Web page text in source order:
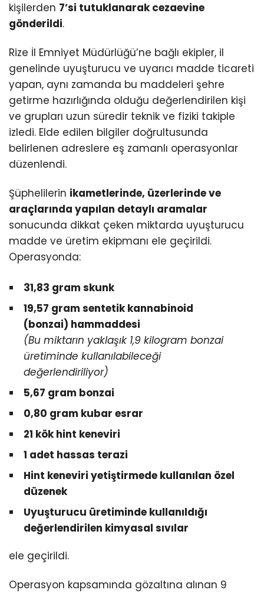
kişilerden 7’si tutuklanarak cezaevine
gönderildi.
Rize İl Emniyet Müdürlüğü’ne bağlı ekipler, il
genelinde uyuşturucu ve uyarıcı madde ticareti
yapan, aynı zamanda bu maddeleri şehre
getirme hazırlığında olduğu değerlendirilen kişi
ve grupları uzun süredir teknik ve fiziki takiple
izledi. Elde edilen bilgiler doğrultusunda
belirlenen adreslere eş zamanlı operasyonlar
düzenlendi.
Şüphelilerin ikametlerinde, üzerlerinde ve
araçlarında yapılan detaylı aramalar
sonucunda dikkat çeken miktarda uyuşturucu
madde ve üretim ekipmanı ele geçirildi.
Operasyonda:
31,83 gram skunk
19,57 gram sentetik kannabinoid
(bonzai) hammaddesi
(Bu miktarın yaklaşık 1,9 kilogram bonzai
üretiminde kullanılabileceği
değerlendiriliyor)
5,67 gram bonzai
0,80 gram kubar esrar
21 kök hint keneviri
1 adet hassas terazi
Hint keneviri yetiştirmede kullanılan özel
düzenek
Uyuşturucu üretiminde kullanıldığı
değerlendirilen kimyasal sıvılar
ele geçirildi.
Operasyon kapsamında gözaltına alınan 9